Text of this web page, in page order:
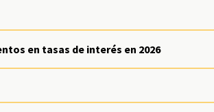
en tasas de interés en 2026